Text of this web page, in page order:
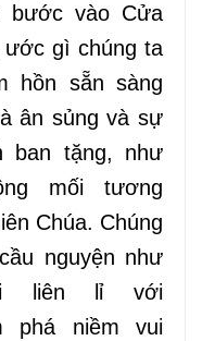
bước vào Cửa
ước gì chúng ta
hồn sẵn sàng
ân sủng và sự
ban tặng, như
mốitương
Chúa. Chúng
cầu nguyện như
liên lỉvới
phá niềm vui